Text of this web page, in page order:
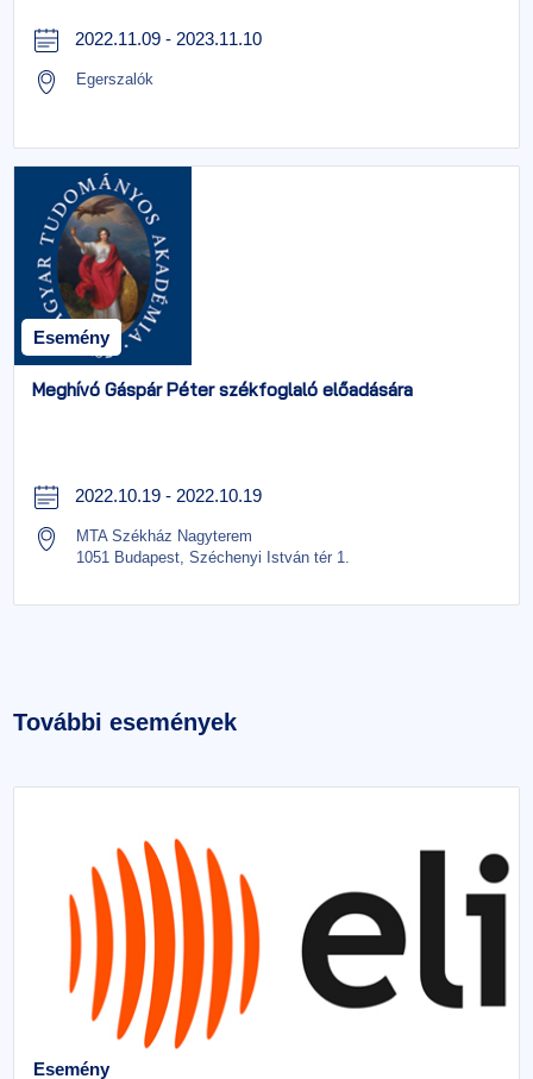
2022.11.09 - 2023.11.10
Egerszalók
Esemény
Meghívó Gáspár Péter székfoglaló előadására
2022.10.19 - 2022.10.19
MTA Székház Nagyterem
1051 Budapest, Széchenyi István tér 1.
További események
Esemény